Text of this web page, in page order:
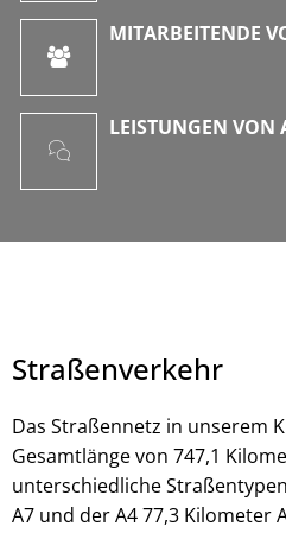
MITARBEITENDE
LEISTUNGEN VON
Straßenverkehr
Das Straßennetz in unserem
Gesamtlänge von 747,1
unterschiedliche
A7 und der A4 77,3 Kilometer